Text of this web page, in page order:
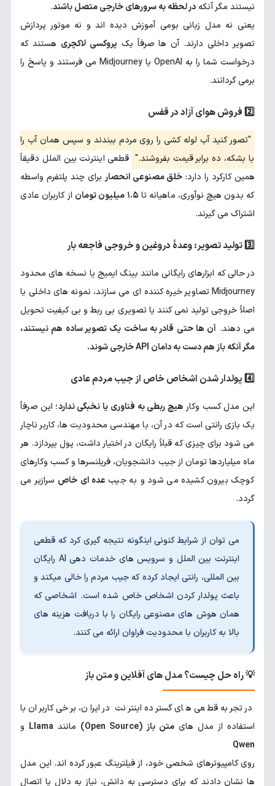
نیستند مگر آنکه در لحظه به سرورهای خارجی متصل باشند.
یعنی نه مدل زبانی بومی آموزش دیده اند و نه موتور پردازش
تصویر داخلی دارند. آن ها صرفاً یک پروکسی لاکچری هستند که
درخواست شما را به OpenAI یا Midjourney می فرستند و پاسخ را
برمی گردانند.
2️⃣ فروش هوای آزاد در قفس
تصور کنید آب لوله کشی را روی مردم ببندند و سپس همان آب را
با بشکه، ده برابر قیمت بفروشند.
قطعی اینترنت بین الملل دقیقاً
همین کارکرد را دارد: خلق مصنوعی انحصار برای چند پلتفرم واسطه
که بدون هیچ نوآوری، ماهیانه تا ۱.۵ میلیون تومان
از کاربران عادی
اشتراک می گیرند.
3️⃣ تولید تصویر: وعدهٔ دروغین و خروجی فاجعه بار
در حالی که ابزارهای رایگانی مانند بینگ ایمیج یا نسخه های محدود
Midjourney تصاویر خیره کننده ای می سازند، نمونه های داخلی یا
اصلاً خروجی تولید نمی کنند یا تصویری بی ربط و بی کیفیت تحویل
می دهند. آن ها حتی قادر به ساخت یک تصویر ساده هم نیستند،
مگر آنکه باز هم دست به دامان API خارجی شوند.
4️⃣ پولدار شدن اشخاص خاص از جیب مردم عادی
این مدل کسب وکار هیچ ربطی به فناوری یا نخبگی ندارد؛ این صرفاً
یک بازی رانتی است که در آن، با مهندسی محدودیت ها، کاربر ناچار
می شود برای چیزی که قبلاً رایگان در اختیار داشت، پول بپردازد. هر
ماه میلیاردها تومان از جیب دانشجویان، فریلنسرها و کسب وکارهای
کوچک بیرون کشیده می شود و به جیب عده ای خاص سرازیر می
گردد.
می توان از شرایط کنونی اینگونه نتیجه گیری کرد که قطعی
اینترنت بین الملل و سرویس های خدمات دهی AI رایگان
بین المللی، رانتی ایجاد کرده که جیب مردم را خالی میکند و
باعث پولدار کردن اشخاص خاص شده است. اشخاصی که
همان هوش های مصنوعی رایگان را با دریافت هزینه های
بالا به کاربران با محدودیت فراوان ارائه می کنند.
💡 راه حل چیست؟ مدل های آفلاین و متن باز
در تجربه قطعی های گسترده اینترنت در ایران، برخی کاربران با
استفاده از مدل هایمتن باز (Open Source) مانند Llama و
Qwen
روی کامپیوترهای شخصی خود، از فیلترینگ عبور کرده اند. این مدل
ها نشان دادند که برای دسترسی به دانش، نیاز به دلال یا اتصال